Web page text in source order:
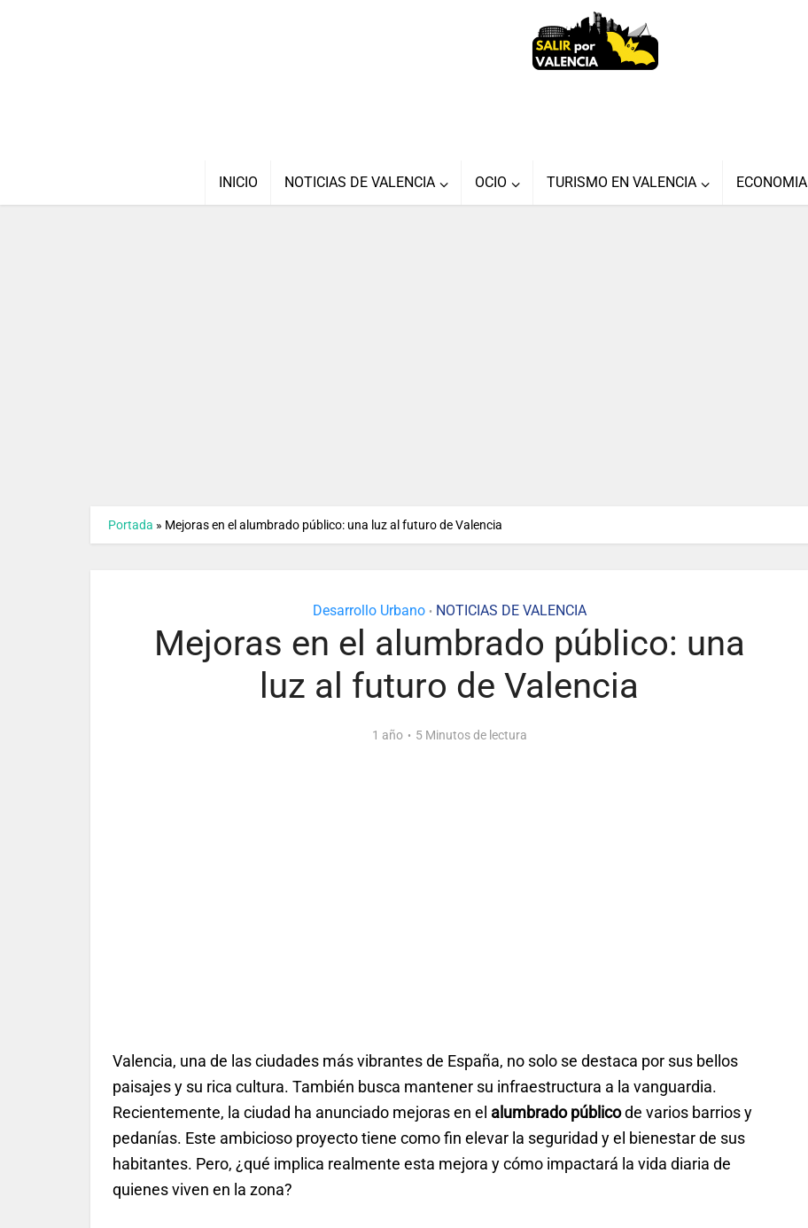
INICIO NOTICIAS DE VALENCIA OCIO TURISMO EN VALENCIA ECONOMIA
Portada » Mejoras en el alumbrado público: una luz al futuro de Valencia
Desarrollo Urbano • NOTICIAS DE VALENCIA
Mejoras en el alumbrado público: una
luz al futuro de Valencia
1 año 5 Minutos de lectura
Valencia, una de las ciudades más vibrantes de España, no solo se destaca por sus bellos
paisajes y su rica cultura. También busca mantener su infraestructura a la vanguardia.
Recientemente, la ciudad ha anunciado mejoras en el alumbrado públicode varios barrios y
pedanías. Este ambicioso proyecto tiene como fin elevar la seguridad y el bienestar de sus
habitantes. Pero, ¿qué implica realmente esta mejora y cómo impactará la vida diaria de
quienes viven en la zona?